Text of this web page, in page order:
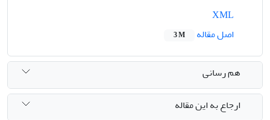
اصل مقاله
3 M
هم رسانی
ارجاع به این مقاله